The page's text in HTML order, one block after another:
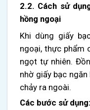
2.2. Cách sử
hồng ngoại
Khi dùng giấy
ngoại, thực phẩm
ngọt tự nhiên.
nhờ giấy bạc
chảy ra ngoài.
Các bước sử dụng: